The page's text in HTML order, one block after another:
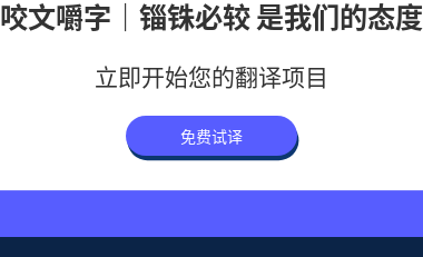
咬文嚼字｜锱铢必较 是我们的态度
立即开始您的翻译项目
免费试译